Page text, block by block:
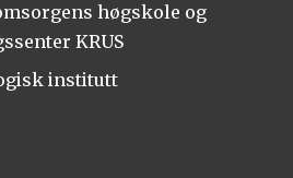
høgskole og
KRUS
institutt